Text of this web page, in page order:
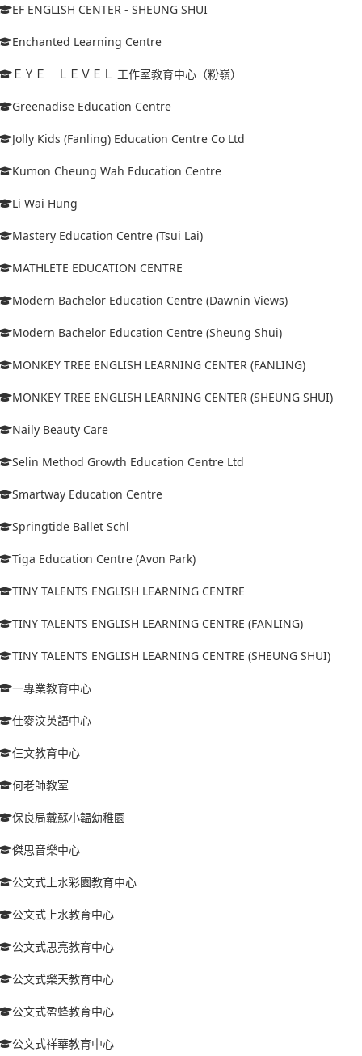
EF ENGLISH CENTER - SHEUNG SHUI
Enchanted Learning Centre
ＥＹＥ ＬＥＶＥＬ 工作室教育中心（粉嶺）
Greenadise Education Centre
Jolly Kids (Fanling) Education Centre Co Ltd
Kumon Cheung Wah Education Centre
Li Wai Hung
Mastery Education Centre (Tsui Lai)
MATHLETE EDUCATION CENTRE
Modern Bachelor Education Centre (Dawnin Views)
Modern Bachelor Education Centre (Sheung Shui)
MONKEY TREE ENGLISH LEARNING CENTER (FANLING)
MONKEY TREE ENGLISH LEARNING CENTER (SHEUNG SHUI)
Naily Beauty Care
Selin Method Growth Education Centre Ltd
Smartway Education Centre
Springtide Ballet Schl
Tiga Education Centre (Avon Park)
TINY TALENTS ENGLISH LEARNING CENTRE
TINY TALENTS ENGLISH LEARNING CENTRE (FANLING)
TINY TALENTS ENGLISH LEARNING CENTRE (SHEUNG SHUI)
一專業教育中心
仕麥汶英語中心
仨文教育中心
何老師教室
保良局戴蘇小韞幼稚園
傑思音樂中心
公文式上水彩園教育中心
公文式上水教育中心
公文式思亮教育中心
公文式樂天教育中心
公文式盈蜂教育中心
公文式祥華教育中心